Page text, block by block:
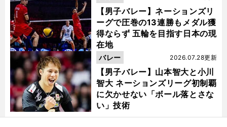
【男子バレー】ネーションズリ
ーグで圧巻の13連勝もメダル獲
得ならず 五輪を目指す日本の現
在地
【男子バレー】山本智大と小川
智大 ネーションズリーグ初制覇
に欠かせない「ボール落とさな
い」技術
2026.07.28更新
バレー